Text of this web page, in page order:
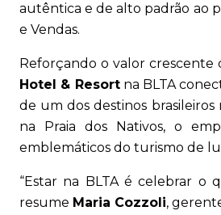
autêntica e de alto padrão ao
e Vendas.
Reforçando o valor crescente
Hotel & Resortna BLTA
de um dos destinos brasileiros
na Praia dos Nativos, o
emblemáticos do turismo de
“Estar na BLTA é celebrar o
resume Maria Cozzoli,